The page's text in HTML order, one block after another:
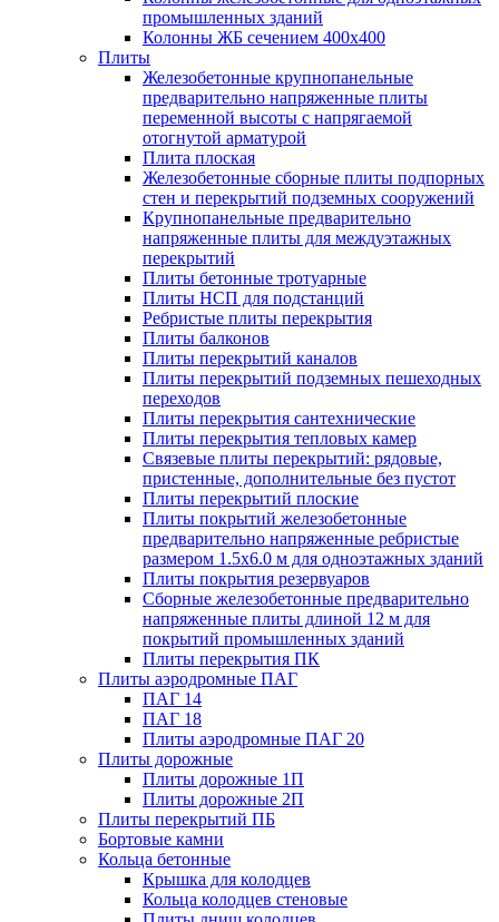
промышленных зданий
Колонны ЖБ сечением 400х400
Плиты
Железобетонные крупнопанельные
предварительно напряженные плиты
переменной высоты с напрягаемой
отогнутой арматурой
Плита плоская
Железобетонные сборные плиты подпорных
стен и перекрытий подземных сооружений
Крупнопанельные предварительно
напряженные плиты для междуэтажных
перекрытий
Плиты бетонные тротуарные
Плиты НСП для подстанций
Ребристые плиты перекрытия
Плиты балконов
Плиты перекрытий каналов
Плиты перекрытий подземных пешеходных
переходов
Плиты перекрытия сантехнические
Плиты перекрытия тепловых камер
Связевые плиты перекрытий: рядовые,
пристенные, дополнительные без пустот
Плиты перекрытий плоские
Плиты покрытий железобетонные
предварительно напряженные ребристые
размером 1.5х6.0 м для одноэтажных зданий
Плиты покрытия резервуаров
Сборные железобетонные предварительно
напряженные плиты длиной 12 м для
покрытий промышленных зданий
Плиты перекрытия ПК
Плиты аэродромные ПАГ
ПАГ 14
ПАГ 18
Плиты аэродромные ПАГ 20
Плиты дорожные
Плиты дорожные 1П
Плиты дорожные 2П
Плиты перекрытий ПБ
Бортовые камни
Кольца бетонные
Крышка для колодцев
Кольца колодцев стеновые